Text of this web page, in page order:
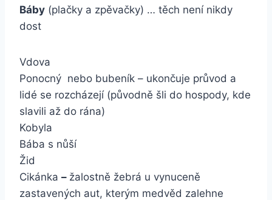
Báby (plačky a zpěvačky) … těch není nikdy
dost
Vdova
Ponocný nebo bubeník – ukončuje průvod a
lidé se rozcházejí (původně šli do hospody, kde
slavili až do rána)
Kobyla
Bába s nůší
Žid
Cikánka – žalostně žebrá u vynuceně
zastavených aut, kterým medvěd zalehne